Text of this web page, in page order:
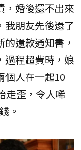
，婚後還不出來
我朋友先後還了
還款通知書，
過程超費時，娘
個人在一起10
走歪，令人唏
。